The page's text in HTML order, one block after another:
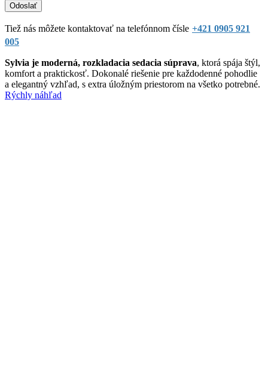
Tiež nás môžete kontaktovať na telefónnom čísle +421 0905 921
005
Sylvia je moderná, rozkladacia sedacia súprava, ktorá spája štýl,
komfort a praktickosť. Dokonalé riešenie pre každodenné pohodlie
a elegantný vzhľad, s extra úložným priestorom na všetko potrebné.
Rýchly náhľad